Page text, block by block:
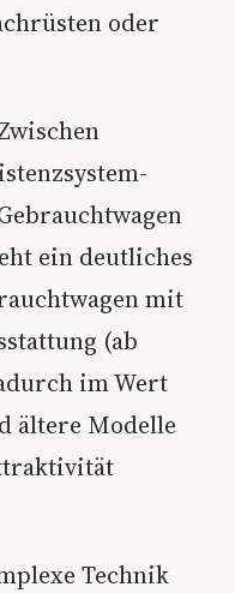
oder
ein deutliches
mit
(ab
im Wert
ältere Modelle
Technik